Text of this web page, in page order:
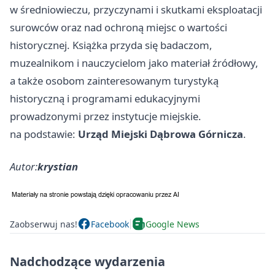
w średniowieczu, przyczynami i skutkami eksploatacji
surowców oraz nad ochroną miejsc o wartości
historycznej. Książka przyda się badaczom,
muzealnikom i nauczycielom jako materiał źródłowy,
a także osobom zainteresowanym turystyką
historyczną i programami edukacyjnymi
prowadzonymi przez instytucje miejskie.
na podstawie: Urząd Miejski Dąbrowa Górnicza.
Autor:krystian
Zaobserwuj nas! Facebook Google News
Nadchodzące wydarzenia